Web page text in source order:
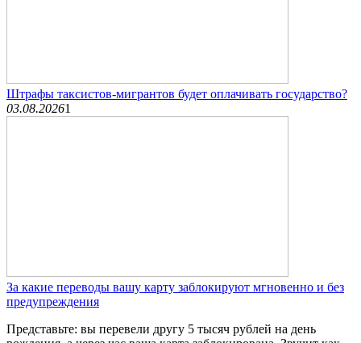
Штрафы таксистов-мигрантов будет оплачивать государство?
03.08.20261
За какие переводы вашу карту заблокируют мгновенно и без
предупреждения
Представьте: вы перевели другу 5 тысяч рублей на день